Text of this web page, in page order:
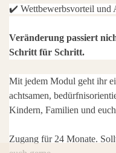
✔️ Wettbewerbsvorteil und
Veränderung passiert
Schritt für Schritt.
Mit jedem Modul geht ihr
achtsamen,
Kindern, Familien und
Zugang für 24 Monate.